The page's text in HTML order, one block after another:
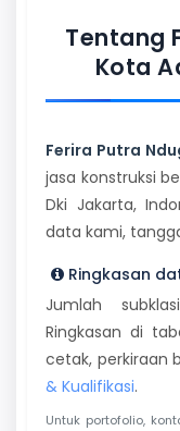
Tentang
Kota
Ferira Putra
jasa konstruksi
Dki Jakarta,
data kami,
Ringkasan
Jumlah
Ringkasan di
cetak, perkiraan
& Kualifikasi.
Untuk portofolio,